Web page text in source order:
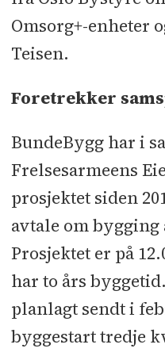
Omsorg+-enheter
Teisen.
Foretrekker
BundeBygg har i
Frelsesarmeens
prosjektet siden
avtale om bygging
Prosjektet er på
har to års
planlagt sendt i
byggestart tredje